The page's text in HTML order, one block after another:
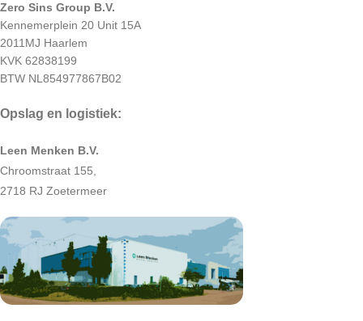
Zero Sins Group B.V.
Kennemerplein 20 Unit 15A
2011MJ Haarlem
KVK 62838199
BTW NL854977867B02
Opslag en logistiek:
Leen Menken B.V.
Chroomstraat 155,
2718 RJ Zoetermeer